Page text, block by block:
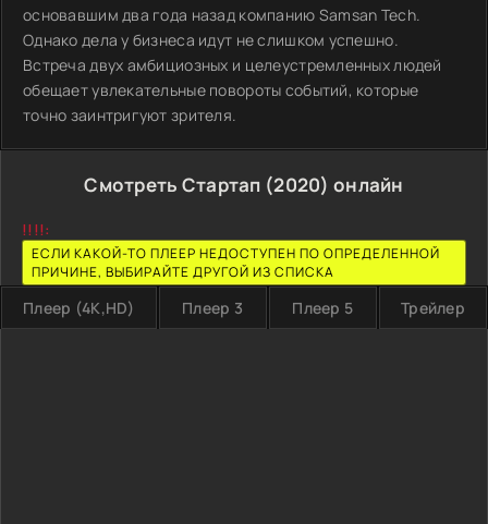
основавшим два года назад компанию Samsan Tech.
Однако дела у бизнеса идут не слишком успешно.
Встреча двух амбициозных и целеустремленных людей
обещает увлекательные повороты событий, которые
точно заинтригуют зрителя.
Смотреть Стартап (2020) онлайн
!!!!:
ЕСЛИ КАКОЙ-ТО ПЛЕЕР НЕДОСТУПЕН ПО ОПРЕДЕЛЕННОЙ
ПРИЧИНЕ, ВЫБИРАЙТЕ ДРУГОЙ ИЗ СПИСКА
Плеер (4K,HD) Плеер 3 Плеер 5 Трейлер